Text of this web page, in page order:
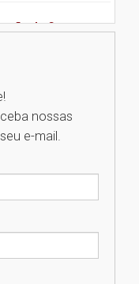
do Centro
da Feira
em
nossas
e-mail.